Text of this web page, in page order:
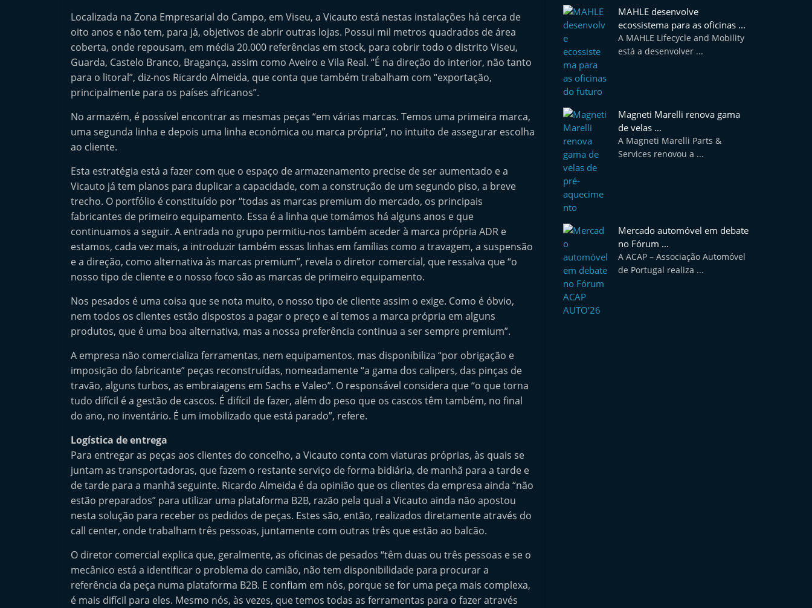
Localizada na Zona Empresarial do Campo, em Viseu, a Vicauto está nestas instalações há cerca de
oito anos e não tem, para já, objetivos de abrir outras lojas. Possui mil metros quadrados de área
coberta, onde repousam, em média 20.000 referências em stock, para cobrir todo o distrito Viseu,
Guarda, Castelo Branco, Bragança, assim como Aveiro e Vila Real. “É na direção do interior, não tanto
para o litoral”, diz-nos Ricardo Almeida, que conta que também trabalham com “exportação,
principalmente para os países africanos”.
No armazém, é possível encontrar as mesmas peças “em várias marcas. Temos uma primeira marca,
uma segunda linha e depois uma linha económica ou marca própria”, no intuito de assegurar escolha
ao cliente.
Esta estratégia está a fazer com que o espaço de armazenamento precise de ser aumentado e a
Vicauto já tem planos para duplicar a capacidade, com a construção de um segundo piso, a breve
trecho. O portfólio é constituído por “todas as marcas premium do mercado, os principais
fabricantes de primeiro equipamento. Essa é a linha que tomámos há alguns anos e que
continuamos a seguir. A entrada no grupo permitiu-nos também aceder à marca própria ADR e
estamos, cada vez mais, a introduzir também essas linhas em famílias como a travagem, a suspensão
e a direção, como alternativa às marcas premium”, revela o diretor comercial, que ressalva que “o
nosso tipo de cliente e o nosso foco são as marcas de primeiro equipamento.
Nos pesados é uma coisa que se nota muito, o nosso tipo de cliente assim o exige. Como é óbvio,
nem todos os clientes estão dispostos a pagar o preço e aí temos a marca própria em alguns
produtos, que é uma boa alternativa, mas a nossa preferência continua a ser sempre premium”.
A empresa não comercializa ferramentas, nem equipamentos, mas disponibiliza “por obrigação e
imposição do fabricante” peças reconstruídas, nomeadamente “a gama dos calipers, das pinças de
travão, alguns turbos, as embraiagens em Sachs e Valeo”. O responsável considera que “o que torna
tudo difícil é a gestão de cascos. É difícil de fazer, além do peso que os cascos têm também, no final
do ano, no inventário. É um imobilizado que está parado”, refere.
Logística de entrega
Para entregar as peças aos clientes do concelho, a Vicauto conta com viaturas próprias, às quais se
juntam as transportadoras, que fazem o restante serviço de forma bidiária, de manhã para a tarde e
de tarde para a manhã seguinte. Ricardo Almeida é da opinião que os clientes da empresa ainda “não
estão preparados” para utilizar uma plataforma B2B, razão pela qual a Vicauto ainda não apostou
nesta solução para receber os pedidos de peças. Estes são, então, realizados diretamente através do
call center, onde trabalham três pessoas, juntamente com outras três que estão ao balcão.
O diretor comercial explica que, geralmente, as oficinas de pesados “têm duas ou três pessoas e se o
mecânico está a identificar o problema do camião, não tem disponibilidade para procurar a
referência da peça numa plataforma B2B. E confiam em nós, porque se for uma peça mais complexa,
é mais difícil para eles. Mesmo nós, às vezes, que temos todas as ferramentas para o fazer através
MAHLE desenvolve
ecossistema para as oficinas ...
A MAHLE Lifecycle and Mobility
está a desenvolver ...
Magneti Marelli renova gama
de velas ...
A Magneti Marelli Parts &
Services renovou a ...
Mercado automóvel em debate
no Fórum ...
A ACAP – Associação Automóvel
de Portugal realiza ...